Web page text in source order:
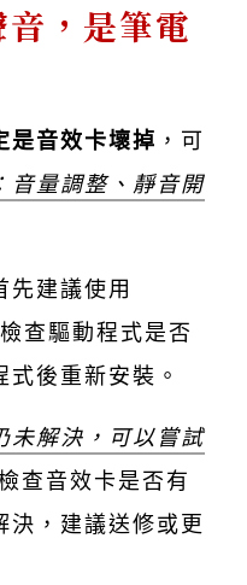
，是筆電
是音效卡壞掉 ，可
音量調整、靜音開
先建議使用
查驅動程式是否
後重新安裝。
未解決，可以嘗試
查音效卡是否有
決，建議送修或更